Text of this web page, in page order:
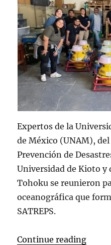
Expertos de la
de México (UNAM),
Prevención de
Universidad de Kioto y
Tohoku se reunieron
oceanográfica que
SATREPS.
Continue reading